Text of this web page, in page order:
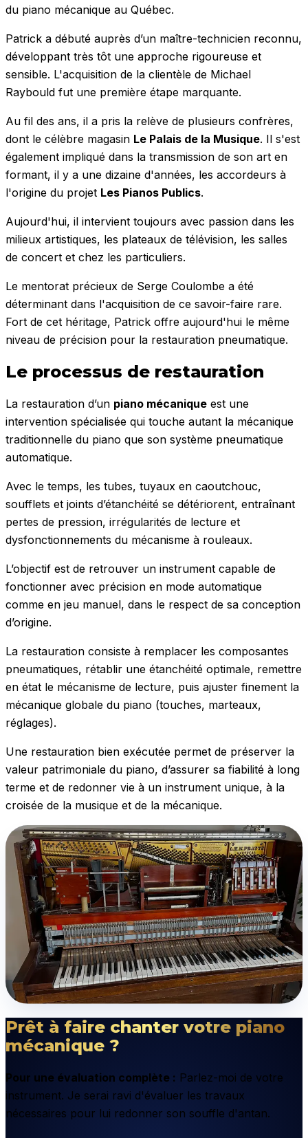
du piano mécanique au Québec.
Patrick a débuté auprès d’un maître-technicien reconnu,
développant très tôt une approche rigoureuse et
sensible. L'acquisition de la clientèle de Michael
Raybould fut une première étape marquante.
Au fil des ans, il a pris la relève de plusieurs confrères,
dont le célèbre magasin Le Palais de la Musique. Il s'est
également impliqué dans la transmission de son art en
formant, il y a une dizaine d'années, les accordeurs à
l'origine du projet Les Pianos Publics.
Aujourd'hui, il intervient toujours avec passion dans les
milieux artistiques, les plateaux de télévision, les salles
de concert et chez les particuliers.
Le mentorat précieux de Serge Coulombe a été
déterminant dans l'acquisition de ce savoir-faire rare.
Fort de cet héritage, Patrick offre aujourd'hui le même
niveau de précision pour la restauration pneumatique.
Le processus de restauration
La restauration d’un piano mécanique est une
intervention spécialisée qui touche autant la mécanique
traditionnelle du piano que son système pneumatique
automatique.
Avec le temps, les tubes, tuyaux en caoutchouc,
soufflets et joints d’étanchéité se détériorent, entraînant
pertes de pression, irrégularités de lecture et
dysfonctionnements du mécanisme à rouleaux.
L’objectif est de retrouver un instrument capable de
fonctionner avec précision en mode automatique
comme en jeu manuel, dans le respect de sa conception
d’origine.
La restauration consiste à remplacer les composantes
pneumatiques, rétablir une étanchéité optimale, remettre
en état le mécanisme de lecture, puis ajuster finement la
mécanique globale du piano (touches, marteaux,
réglages).
Une restauration bien exécutée permet de préserver la
valeur patrimoniale du piano, d’assurer sa fiabilité à long
terme et de redonner vie à un instrument unique, à la
croisée de la musique et de la mécanique.
Prêt à faire chanter votre piano
mécanique ?
Pour une évaluation complète : Parlez-moi de votre
instrument. Je serai ravi d'évaluer les travaux
nécessaires pour lui redonner son souffle d'antan.